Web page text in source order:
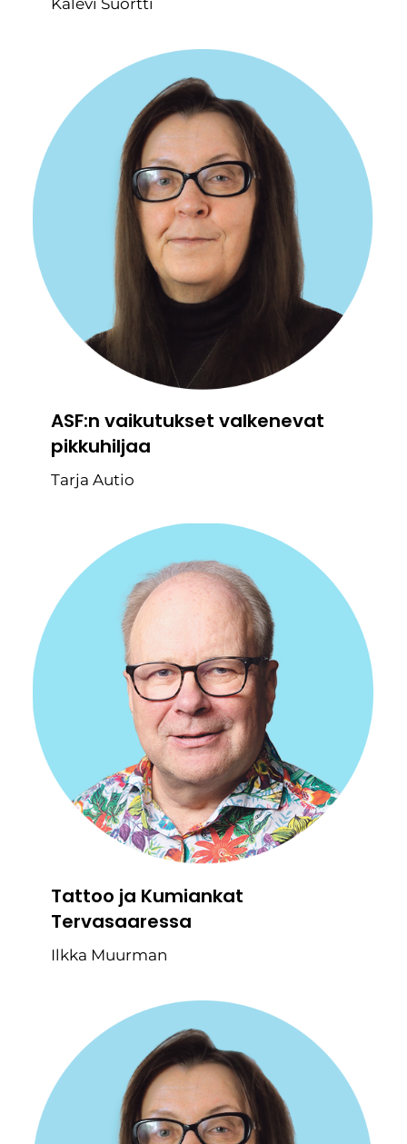
Kalevi Suortti
ASF:n vaikutukset valkenevat
pikkuhiljaa
Tarja Autio
Tattoo ja Kumiankat
Tervasaaressa
Ilkka Muurman